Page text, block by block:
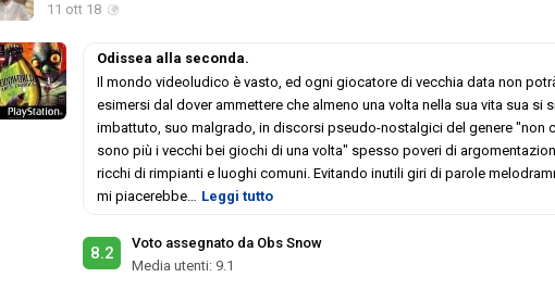
11 ott 18
Odissea alla seconda.
Il mondo videoludico è vasto, ed ogni giocatore di vecchia data non
esimersi dal dover ammettere che almeno una volta nella sua vita sua si
imbattuto, suo malgrado, in discorsi pseudo-nostalgici del genere "non
sono più i vecchi bei giochi di una volta" spesso poveri di
ricchi di rimpianti e luoghi comuni. Evitando inutili giri di parole
mi piacerebbe… Leggi tutto
8.2
Voto assegnato da Obs Snow
Media utenti: 9.1